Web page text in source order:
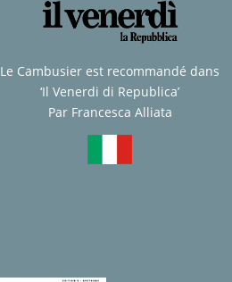
Le Cambusier est recommandé dans
‘Il Venerdi di Republica’
Par Francesca Alliata